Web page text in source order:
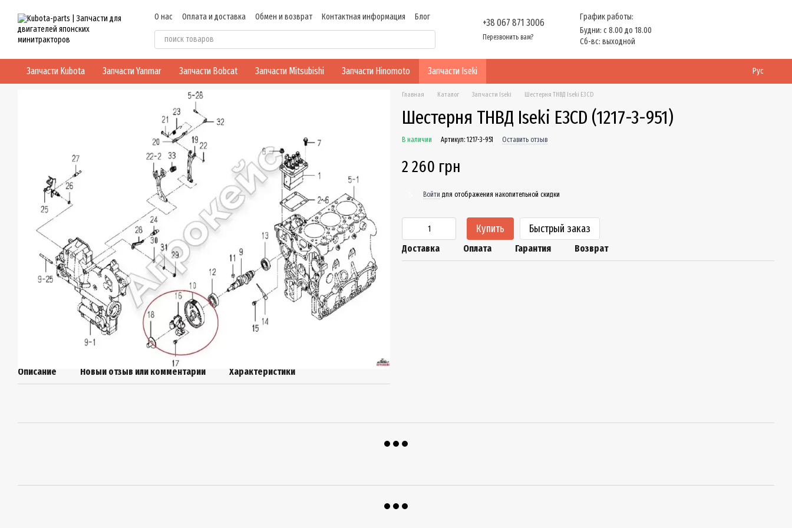
О нас Оплата и доставка Обмен и возврат Контактная информация
Блог
Политика конфиденциальности
+38 067 871 3006
Перезвонить вам?
График работы:
Будни: с 8.00 до 18.00
Сб-вс: выходной
Запчасти Kubota Запчасти Yanmar Запчасти Bobcat Запчасти Mitsubishi Запчасти Hinomoto Запчасти Iseki Рус
Описание Новый отзыв или комментарий Характеристики
Главная Каталог Запчасти Iseki Шестерня ТНВД Iseki E3CD
Шестерня ТНВД Iseki E3CD (1217-3-951)
В наличии Артикул: 1217-3-951 Оставить отзыв
2 260 грн
Войти для отображения накопительной скидки
Купить Быстрый заказ
Доставка Оплата Гарантия Возврат